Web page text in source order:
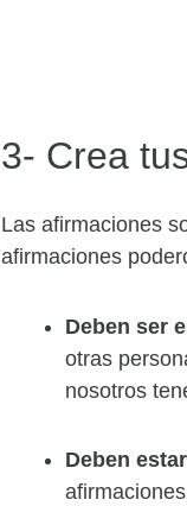
3- Crea
Las afirmaciones
afirmaciones
Deben ser
otras
nosotros
Deben